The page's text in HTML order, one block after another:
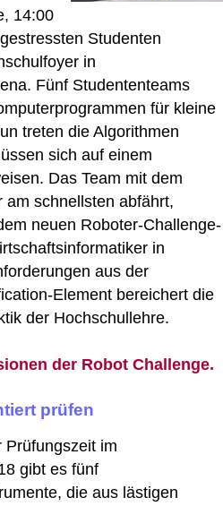
14:00
Studenten
in
Fünf Studententeams
für kleine
treten die Algorithmen
sich auf einem
Das Team mit dem
am schnellsten abfährt,
neuen Roboter-Challenge-
in
aus der
Element bereichert die
der Hochschullehre.
der Robot Challenge.
prüfen
Prüfungszeit im
gibt es fünf
die aus lästigen